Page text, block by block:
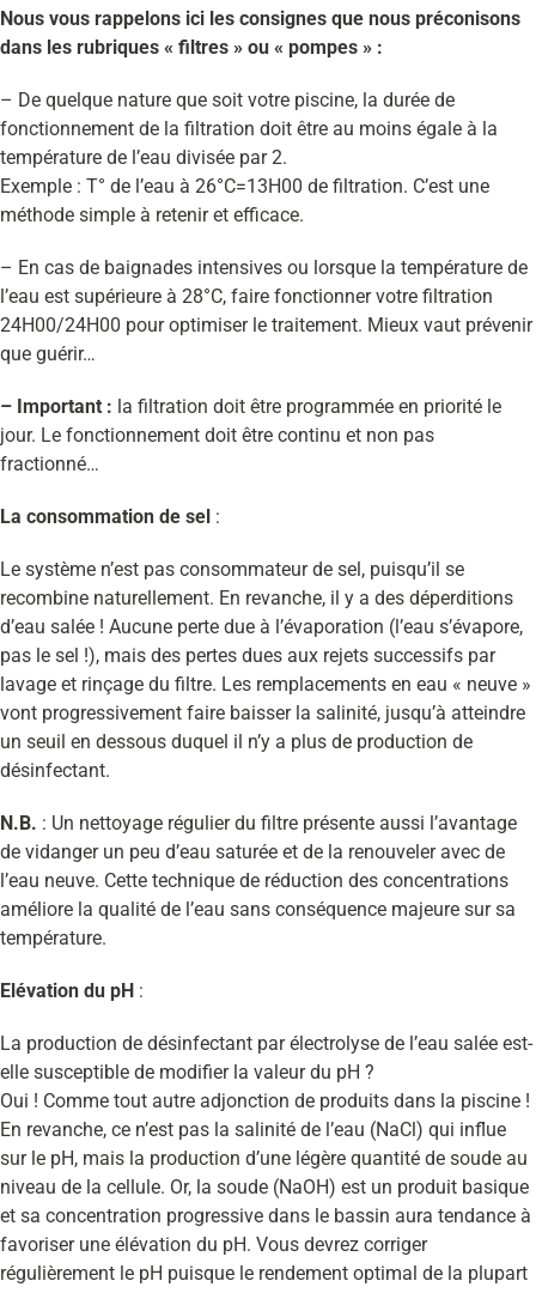
Nous vous rappelons ici les consignes que nous préconisons
dans les rubriques « filtres » ou « pompes » :
– De quelque nature que soit votre piscine, la durée de
fonctionnement de la filtration doit être au moins égale à la
température de l’eau divisée par 2.
Exemple : T° de l’eau à 26°C=13H00 de filtration. C’est une
méthode simple à retenir et efficace.
– En cas de baignades intensives ou lorsque la température de
l’eau est supérieure à 28°C, faire fonctionner votre filtration
24H00/24H00 pour optimiser le traitement. Mieux vaut prévenir
que guérir…
– Important : la filtration doit être programmée en priorité le
jour. Le fonctionnement doit être continu et non pas
fractionné…
La consommation de sel :
Le système n’est pas consommateur de sel, puisqu’il se
recombine naturellement. En revanche, il y a des déperditions
d’eau salée ! Aucune perte due à l’évaporation (l’eau s’évapore,
pas le sel !), mais des pertes dues aux rejets successifs par
lavage et rinçage du filtre. Les remplacements en eau « neuve »
vont progressivement faire baisser la salinité, jusqu’à atteindre
un seuil en dessous duquel il n’y a plus de production de
désinfectant.
N.B. : Un nettoyage régulier du filtre présente aussi l’avantage
de vidanger un peu d’eau saturée et de la renouveler avec de
l’eau neuve. Cette technique de réduction des concentrations
améliore la qualité de l’eau sans conséquence majeure sur sa
température.
Elévation du pH :
La production de désinfectant par électrolyse de l’eau salée est-
elle susceptible de modifier la valeur du pH ?
Oui ! Comme tout autre adjonction de produits dans la piscine !
En revanche, ce n’est pas la salinité de l’eau (NaCl) qui influe
sur le pH, mais la production d’une légère quantité de soude au
niveau de la cellule. Or, la soude (NaOH) est un produit basique
et sa concentration progressive dans le bassin aura tendance à
favoriser une élévation du pH. Vous devrez corriger
régulièrement le pH puisque le rendement optimal de la plupart